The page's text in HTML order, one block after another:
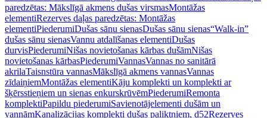
paredzētas: Mākslīgā akmens dušas virsmasMontāžas
elementiRezerves daļas paredzētas: Montāžas
elementiPiederumiDušas sānu sienasDušas sānu sienas“Walk-in”
dušas sānu sienasVannu atdalīšanas elementiDušas
durvisPiederumiNišas novietošanas kārbas dušāmNišas
novietošanas kārbasPiederumiVannasVannas no sanitārā
akrilaTaisnstūra vannasMākslīgā akmens vannasVannas
zīdaiņiemMontāžas elementiKāju komplekti un komplekti ar
šķērsstieņiem un sienas enkurskrūvēmPiederumiRemonta
komplektiPapildu piederumiSavienotājelementi dušām un
vannāmKanalizācijas komplekti dušas paliktņiem, d52Rezerves